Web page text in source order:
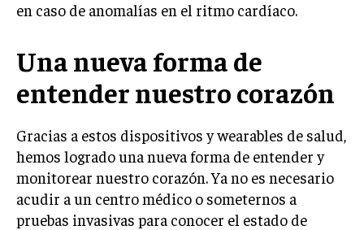
en caso de anomalías en el ritmo cardíaco.
Una nueva forma de
entender nuestro corazón
Gracias a estos dispositivos y wearables de salud,
hemos logrado una nueva forma de entender y
monitorear nuestro corazón. Ya no es necesario
acudir a un centro médico o someternos a
pruebas invasivas para conocer el estado de